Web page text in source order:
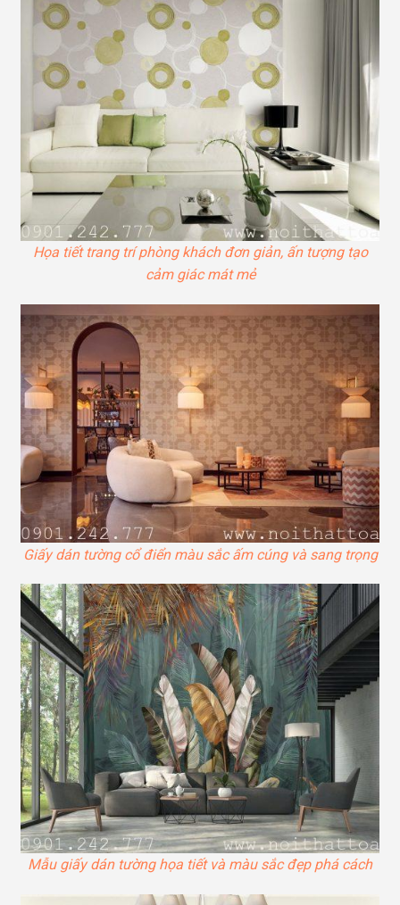
Họa tiết trang trí phòng khách đơn giản, ấn tượng tạo
cảm giác mát mẻ
Giấy dán tường cổ điển màu sắc ấm cúng và sang trọng
Mẫu giấy dán tường họa tiết và màu sắc đẹp phá cách